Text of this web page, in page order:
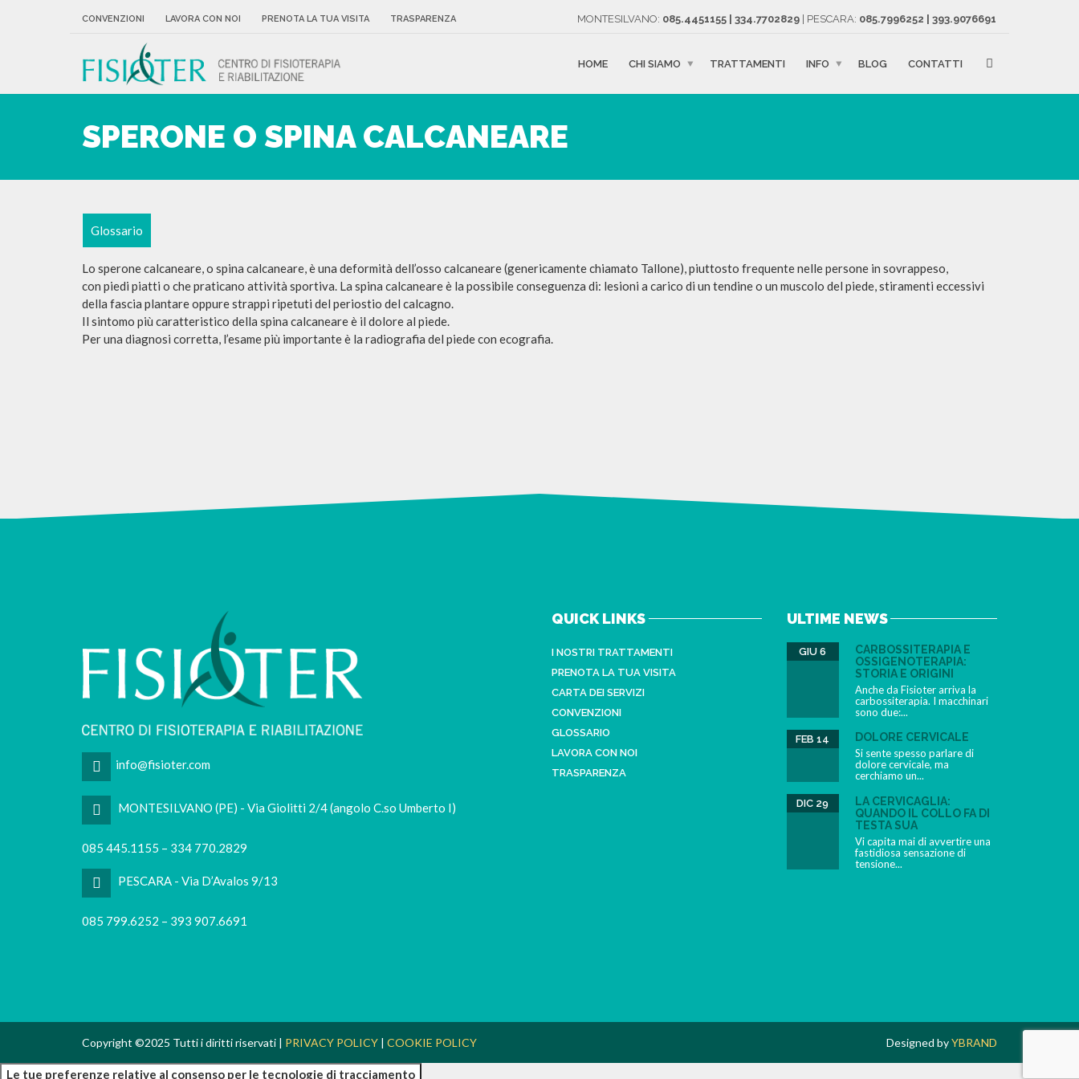
CONVENZIONI LAVORA CON NOI PRENOTA LA TUA VISITA TRASPARENZA MONTESILVANO: 085.4451155 | 334.7702829 | PESCARA: 085.7996252 | 393.9076691
HOME CHI SIAMO TRATTAMENTI INFO BLOG CONTATTI
SPERONE O SPINA CALCANEARE
Glossario
Lo sperone calcaneare, o spina calcaneare, è una deformità dell’osso calcaneare (genericamente chiamato Tallone), piuttosto frequente nelle persone in sovrappeso,
con piedi piatti o che praticano attività sportiva. La spina calcaneare è la possibile conseguenza di: lesioni a carico di un tendine o un muscolo del piede, stiramenti eccessivi
della fascia plantare oppure strappi ripetuti del periostio del calcagno.
Il sintomo più caratteristico della spina calcaneare è il dolore al piede.
Per una diagnosi corretta, l’esame più importante è la radiografia del piede con ecografia.
info@fisioter.com
MONTESILVANO (PE) - Via Giolitti 2/4 (angolo C.so Umberto I)
085 445.1155 – 334 770.2829
PESCARA - Via D’Avalos 9/13
085 799.6252 – 393 907.6691
QUICK LINKS
I NOSTRI TRATTAMENTI
PRENOTA LA TUA VISITA
CARTA DEI SERVIZI
CONVENZIONI
GLOSSARIO
LAVORA CON NOI
TRASPARENZA
ULTIME NEWS
CARBOSSITERAPIA E
OSSIGENOTERAPIA:
STORIA E ORIGINI
GIU 6
Anche da Fisioter arriva la
carbossiterapia. I macchinari
sono due:...
DOLORE CERVICALE
FEB 14
Si sente spesso parlare di
dolore cervicale, ma
cerchiamo un...
LA CERVICAGLIA:
QUANDO IL COLLO FA DI
TESTA SUA
DIC 29
Vi capita mai di avvertire una
fastidiosa sensazione di
tensione...
Copyright ©2025 Tutti i diritti riservati | PRIVACY POLICY | COOKIE POLICY Designed byYBRAND
Le tue preferenze relative al consenso per le tecnologie di tracciamento